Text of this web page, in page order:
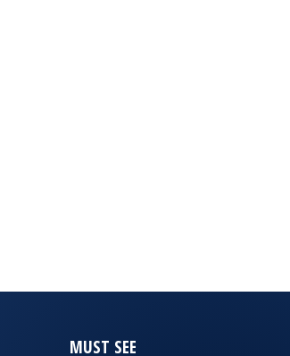
MUST SEE